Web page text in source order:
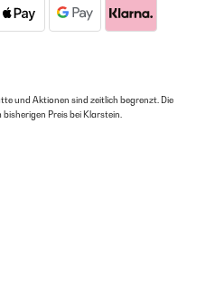
und Aktionen sind zeitlich begrenzt. Die
Preis bei Klarstein.